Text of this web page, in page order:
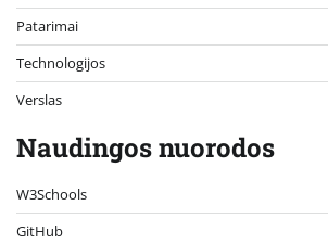
Patarimai
Technologijos
Verslas
Naudingos nuorodos
W3Schools
GitHub